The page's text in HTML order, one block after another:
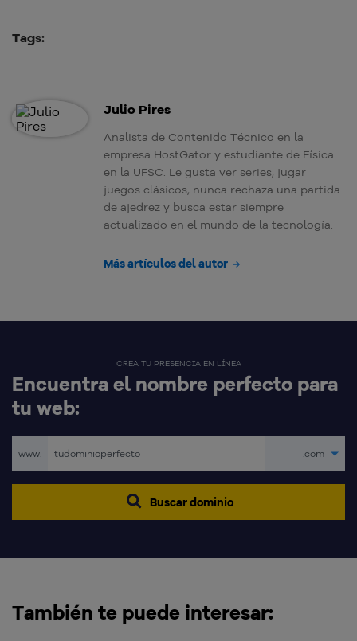
Tags:
Julio Pires
Analista de Contenido Técnico en la
empresa HostGator y estudiante de Física
en la UFSC. Le gusta ver series, jugar
juegos clásicos, nunca rechaza una partida
de ajedrez y busca estar siempre
actualizado en el mundo de la tecnología.
Más artículos del autor
CREA TU PRESENCIA EN LÍNEA
Encuentra el nombre perfecto para
tu web:
www. .com
Buscar dominio
También te puede interesar: